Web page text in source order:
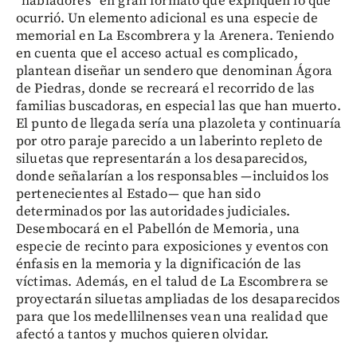
ocurrió. Un elemento adicional es una especie de
memorial en La Escombrera y la Arenera. Teniendo
en cuenta que el acceso actual es complicado,
plantean diseñar un sendero que denominan Ágora
de Piedras, donde se recreará el recorrido de las
familias buscadoras, en especial las que han muerto.
El punto de llegada sería una plazoleta y continuaría
por otro paraje parecido a un laberinto repleto de
siluetas que representarán a los desaparecidos,
donde señalarían a los responsables —incluidos los
pertenecientes al Estado— que han sido
determinados por las autoridades judiciales.
Desembocará en el Pabellón de Memoria, una
especie de recinto para exposiciones y eventos con
énfasis en la memoria y la dignificación de las
víctimas. Además, en el talud de La Escombrera se
proyectarán siluetas ampliadas de los desaparecidos
para que los medellilnenses vean una realidad que
afectó a tantos y muchos quieren olvidar.